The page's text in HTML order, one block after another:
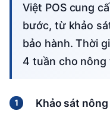
Việt POS cung cấp quy trình triển khai 5
bước, từ khảo
bảo hành. Thời
4 tuần cho
Khảo sát